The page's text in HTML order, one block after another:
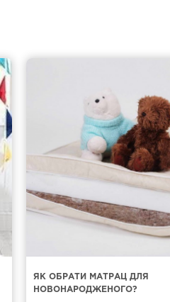
ЯК ОБРАТИ МАТРАЦ ДЛЯ
НОВОНАРОДЖЕНОГО?